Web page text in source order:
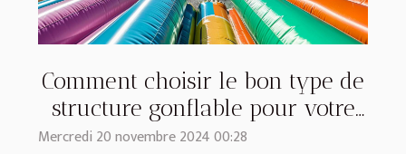
Comment choisir le bon type de
structure gonflable pour votre
événement
Mercredi 20 novembre 2024 00:28